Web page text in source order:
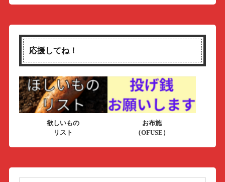
応援してね！
欲しいもの
リスト
お布施
（OFUSE）